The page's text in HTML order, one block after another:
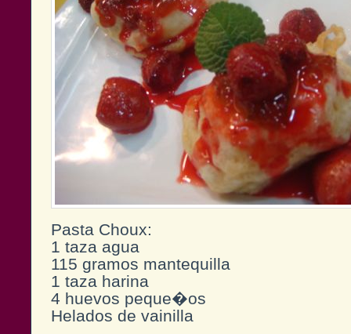
Pasta Choux:
1 taza agua
115 gramos mantequilla
1 taza harina
4 huevos peque�os
Helados de vainilla